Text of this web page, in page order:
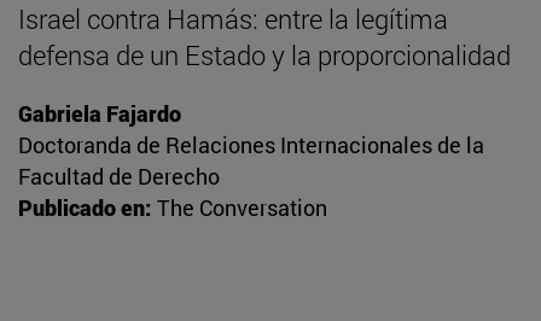
Israel contra Hamás: entre la legítima
defensa de un Estado y la proporcionalidad
Gabriela Fajardo
Doctoranda de Relaciones Internacionales de la
Facultad de Derecho
Publicado en: The Conversation